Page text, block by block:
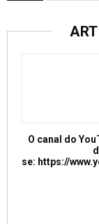
O canal do
se: https://